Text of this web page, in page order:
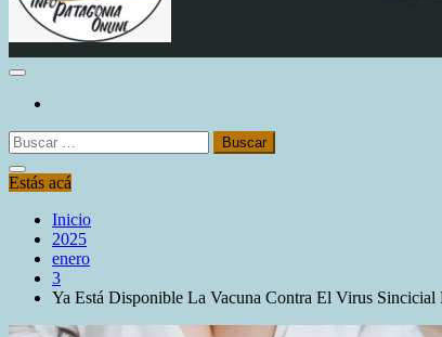
Info Patagonia Online
Buscar:
Estás acá
Inicio
2025
enero
3
Ya Está Disponible La Vacuna Contra El Virus Sincicial